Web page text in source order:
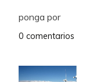
ponga por
0 comentarios